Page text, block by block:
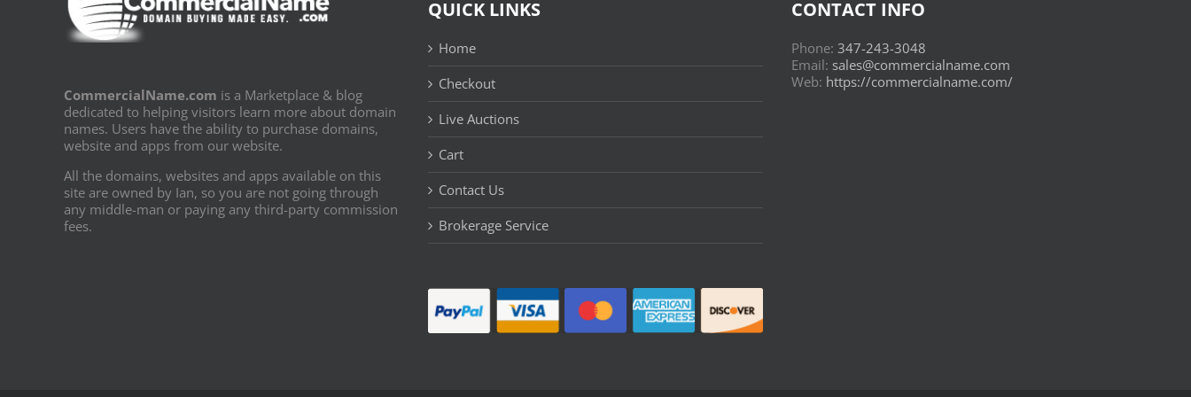
CommercialName.com is a Marketplace & blog
dedicated to helping visitors learn more about domain
names. Users have the ability to purchase domains,
website and apps from our website.
All the domains, websites and apps available on this
site are owned by Ian, so you are not going through
any middle-man or paying any third-party commission
fees.
QUICK LINKS
Home
Checkout
Live Auctions
Cart
Contact Us
Brokerage Service
CONTACT INFO
Phone:347-243-3048
Email: sales@commercialname.com
Web: https://commercialname.com/